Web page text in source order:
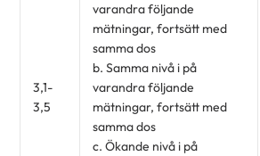
3,1-
3,5
varandra följande
mätningar, fortsätt med
samma dos
b. Samma nivå i på
varandra följande
mätningar, fortsätt med
samma dos
c. Ökande nivå i på